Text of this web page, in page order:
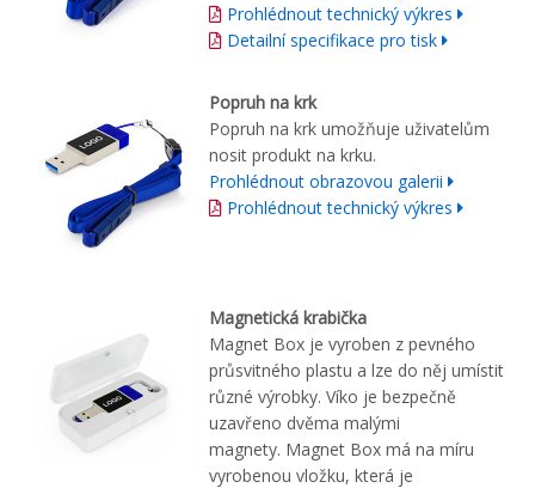
Prohlédnout technický výkres
Detailní specifikace pro tisk
Popruh na krk
Popruh na krk umožňuje uživatelům
nosit produkt na krku.
Prohlédnout obrazovou galerii
Prohlédnout technický výkres
Magnetická krabička
Magnet Box je vyroben z pevného
průsvitného plastu a lze do něj umístit
různé výrobky. Víko je bezpečně
uzavřeno dvěma malými
magnety. Magnet Box má na míru
vyrobenou vložku, která je